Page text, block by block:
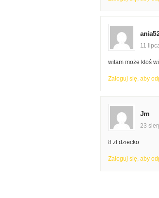
11
witam może ktoś
Zaloguj się, aby
Jm
23
8 zł dziecko
Zaloguj się, aby